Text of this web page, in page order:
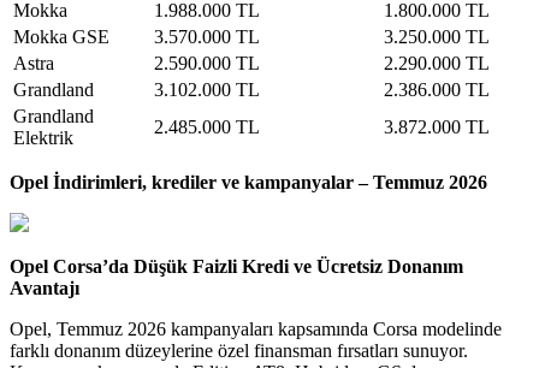
Mokka
1.988.000 TL
1.800.000 TL
Mokka GSE
3.570.000 TL
3.250.000 TL
Astra
2.590.000 TL
2.290.000 TL
Grandland
3.102.000 TL
2.386.000 TL
Grandland
Elektrik
2.485.000 TL 3.872.000 TL
Opel İndirimleri, krediler ve kampanyalar – Temmuz 2026
Opel Corsa’da Düşük Faizli Kredi ve Ücretsiz Donanım
Avantajı
Opel, Temmuz 2026 kampanyaları kapsamında Corsa modelinde
farklı donanım düzeylerine özel finansman fırsatları sunuyor.